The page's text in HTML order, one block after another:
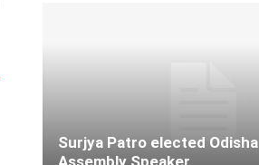
Surjya Patro elected Odisha
Assembly Speaker